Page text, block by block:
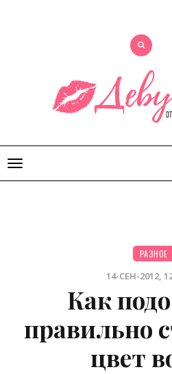
Открыть
меню
РАЗНОЕ
14-СЕН-2012,
Как
правильно
цвет